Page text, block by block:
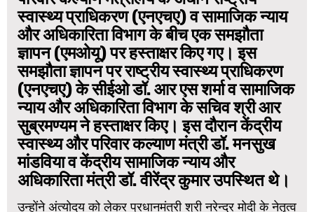
स्वास्थ्य प्राधिकरण (एनएचए) व सामाजिक न्याय
और अधिकारिता विभाग के बीच एक समझौता
ज्ञापन (एमओयू) पर हस्ताक्षर किए गए। इस
समझौता ज्ञापन पर राष्ट्रीय स्वास्थ्य प्राधिकरण
(एनएचए) के सीईओ डॉ. आर एस शर्मा व सामाजिक
न्याय और अधिकारिता विभाग के सचिव श्री आर
सुब्रमण्यम ने हस्ताक्षर किए। इस दौरान केंद्रीय
स्वास्थ्य और परिवार कल्याण मंत्री डॉ. मनसुख
मांडविया व केंद्रीय सामाजिक न्याय और
अधिकारिता मंत्री डॉ. वीरेंद्र कुमार उपस्थित थे।
उन्होंने अंत्योदय को लेकर प्रधानमंत्री श्री नरेन्द्र मोदी के नेतृत्व